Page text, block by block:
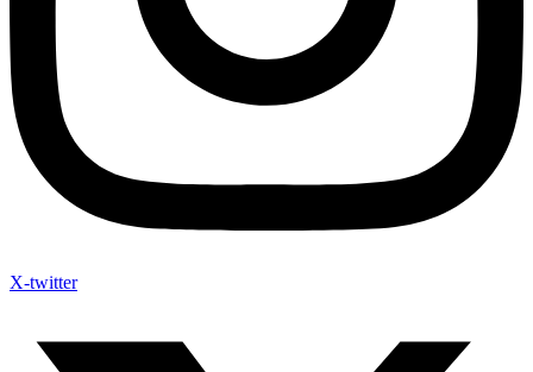
X-twitter